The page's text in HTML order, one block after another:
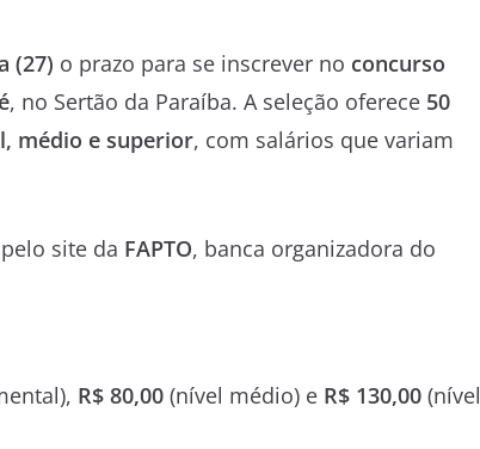
(27) o prazo para se inscrever no concurso
, no Sertão da Paraíba. A seleção oferece 50
médio e superior, com salários que variam
site da FAPTO, banca organizadora do
R$ 80,00 (nível médio) e R$ 130,00 (nível